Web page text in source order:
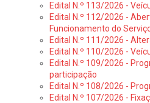
Edital N.º 113/2026 -
Edital N.º 112/2026 -
Funcionamento do
Edital N.º 111/2026 -
Edital N.º 110/2026 -
Edital N.º 109/2026 -
participação
Edital N.º 108/2026 -
Edital N.º 107/2026 -